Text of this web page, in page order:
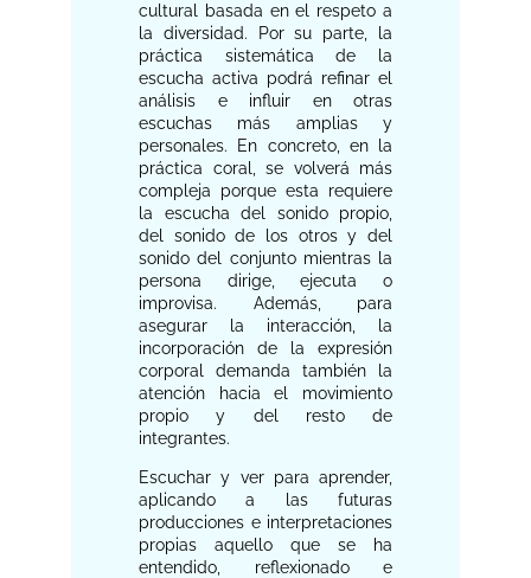
cultural basada en el respeto a
la diversidad. Por su parte, la
práctica sistemática de la
escucha activa podrá refinar el
análisis e influir en otras
escuchas más amplias y
personales. En concreto, en la
práctica coral, se volverá más
compleja porque esta requiere
la escucha del sonido propio,
del sonido de los otros y del
sonido del conjunto mientras la
persona dirige, ejecuta o
improvisa. Además, para
asegurar la interacción, la
incorporación de la expresión
corporal demanda también la
atención hacia el movimiento
propio y del resto de
integrantes.
Escuchar y ver para aprender,
aplicando a las futuras
producciones e interpretaciones
propias aquello que se ha
entendido, reflexionado e